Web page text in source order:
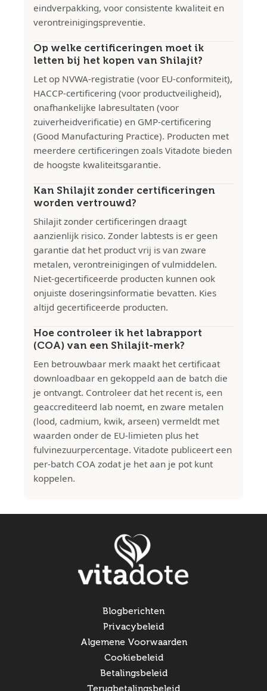
eindverpakking, voor consistente kwaliteit en
verontreinigingspreventie.
Op welke certificeringen moet ik
letten bij het kopen van Shilajit?
Let op NVWA-registratie (voor EU-conformiteit),
HACCP-certificering (voor productveiligheid),
onafhankelijke labresultaten (voor
zuiverheidverificatie) en GMP-certificering
(Good Manufacturing Practice). Producten met
meerdere certificeringen zoals Vitadote bieden
de hoogste kwaliteitsgarantie.
Kan Shilajit zonder certificeringen
worden vertrouwd?
Shilajit zonder certificeringen draagt
aanzienlijk risico. Zonder labtests is er geen
garantie dat het product vrij is van zware
metalen, verontreinigingen of vulmiddelen.
Niet-gecertificeerde producten kunnen ook
onjuiste doseringsinformatie bevatten. Kies
altijd gecertificeerde producten.
Hoe controleer ik het labrapport
(COA) van een Shilajit-merk?
Een betrouwbaar merk maakt het certificaat
downloadbaar en gekoppeld aan de batch die
je ontvangt. Controleer dat het recent is, een
geaccrediteerd lab noemt, en zware metalen
(lood, cadmium, kwik, arseen) vermeldt met
waarden onder de EU-limieten plus het
fulvinezuurpercentage. Vitadote publiceert een
per-batch COA zodat je het aan je pot kunt
koppelen.
Blogberichten
Privacybeleid
Algemene Voorwaarden
Cookiebeleid
Betalingsbeleid
Terugbetalingsbeleid